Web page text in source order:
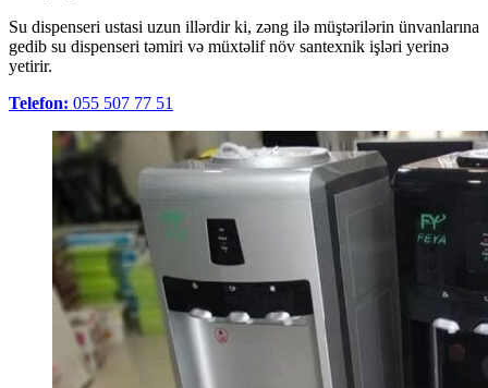
Su dispenseri ustasi uzun illərdir ki, zəng ilə müştərilərin ünvanlarına
gedib su dispenseri təmiri və müxtəlif növ santexnik işləri yerinə
yetirir.
Telefon: 055 507 77 51